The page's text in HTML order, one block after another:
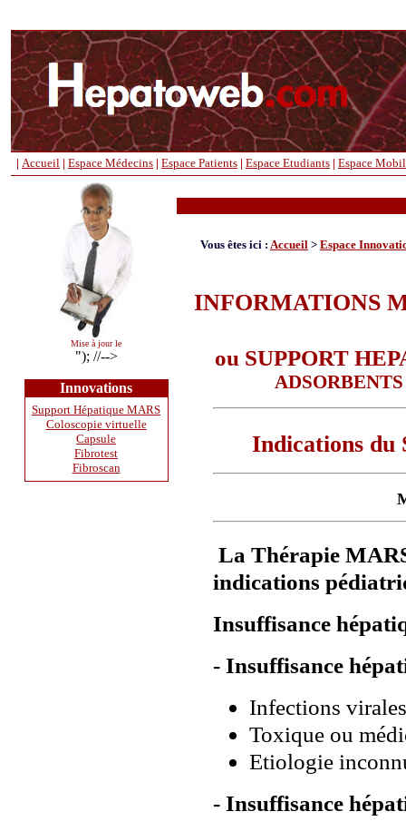
| Accueil | Espace Médecins | Espace Patients | Espace Etudiants | Espace
Mise à jour le
"); //-->
Innovations
Support Hépatique MARS
Coloscopie virtuelle
Capsule
Fibrotest
Fibroscan
Vous êtes ici : Accueil > Espace
INFORMATIONS
ou SUPPORT
Indications du
La Thérapie
indications
Insuffisance
- Insuffisance
Infections virales
Toxique ou
Etiologie
- Insuffisance